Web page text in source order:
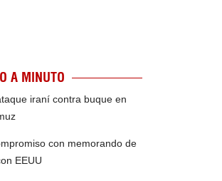
A MINUTO
iraní contra buque en
con memorando de
EEUU